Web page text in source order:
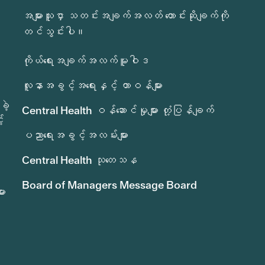
အများသူငှာ သတင်းအချက်အလတ် တောင်းဆိုချက်ကို
တင်သွင်းပါ။
ကိုယ်ရေးအချက်အလက်မူဝါဒ
လူနာအခွင့်အရေးနှင့် တာဝန်များ
Central Health ဝန်ဆောင်မှုများ တုံ့ပြန်ချက်
ပညာရေးအခွင့်အလမ်းများ
Central Health သုတေသန
Board of Managers Message Board